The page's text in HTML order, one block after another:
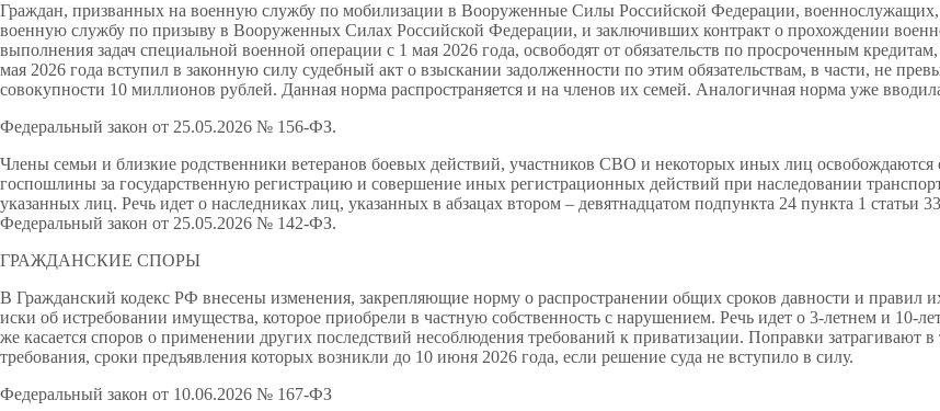
Граждан, призванных на военную службу по мобилизации в Вооруженные Силы Российской Федерации,
военную службу по призыву в Вооруженных Силах Российской Федерации, и заключивших контракт о прохождении
выполнения задач специальной военной операции с 1 мая 2026 года, освободят от обязательств по просроченным кредитам,
мая 2026 года вступил в законную силу судебный акт о взыскании задолженности по этим обязательствам, в части, не
совокупности 10 миллионов рублей. Данная норма распространяется и на членов их семей. Аналогичная норма уже
Федеральный закон от 25.05.2026 № 156-ФЗ.
Члены семьи и близкие родственники ветеранов боевых действий, участников СВО и некоторых иных лиц освобождаются
госпошлины за государственную регистрацию и совершение иных регистрационных действий при наследовании
указанных лиц. Речь идет о наследниках лиц, указанных в абзацах втором – девятнадцатом подпункта 24 пункта 1 статьи
Федеральный закон от 25.05.2026 № 142-ФЗ.
ГРАЖДАНСКИЕ СПОРЫ
В Гражданский кодекс РФ внесены изменения, закрепляющие норму о распространении общих сроков давности и правил
иски об истребовании имущества, которое приобрели в частную собственность с нарушением. Речь идет о 3-летнем и 10-
же касается споров о применении других последствий несоблюдения требований к приватизации. Поправки затрагивают в
требования, сроки предъявления которых возникли до 10 июня 2026 года, если решение суда не вступило в силу.
Федеральный закон от 10.06.2026 № 167-ФЗ